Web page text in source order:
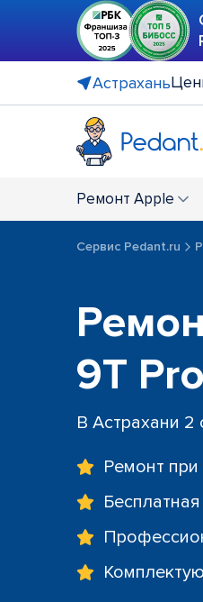
Астрахань
Ремонт Apple
Сервис Pedant.ru
9T
В Астрахани 2
Ремонт